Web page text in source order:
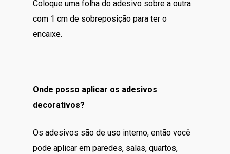
Coloque uma folha do adesivo sobre a outra
com 1 cm de sobreposição para ter o
encaixe.
Onde posso aplicar os adesivos
decorativos?
Os adesivos são de uso interno, então você
pode aplicar em paredes, salas, quartos,